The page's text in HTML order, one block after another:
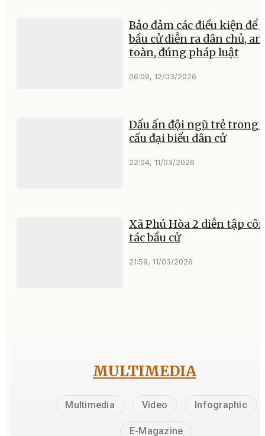
Bảo đảm các điều kiện để
bầu cử diễn ra dân chủ, an
toàn, đúng pháp luật
06:09, 12/03/2026
Dấu ấn đội ngũ trẻ trong
cấu đại biểu dân cử
22:04, 11/03/2026
Xã Phú Hòa 2 diễn tập
tác bầu cử
21:59, 11/03/2026
MULTIMEDIA
Multimedia Video Infographic
E-Magazine